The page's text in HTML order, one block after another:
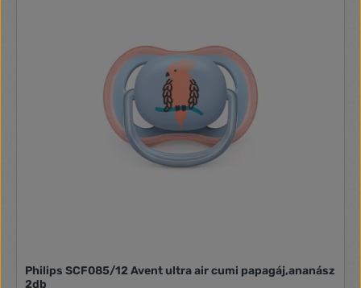
Philips SCF085/12 Avent ultra air cumi papagáj,ananász
2db